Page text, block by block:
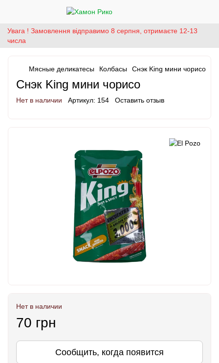
Увага ! Замовлення відправимо 8 серпня, отримаєте 12-13
числа
Мясные деликатесы Колбасы Снэк King мини чорисо
Снэк King мини чорисо
Нет в наличии Артикул: 154 Оставить отзыв
Нет в наличии
70 грн
Сообщить, когда появится